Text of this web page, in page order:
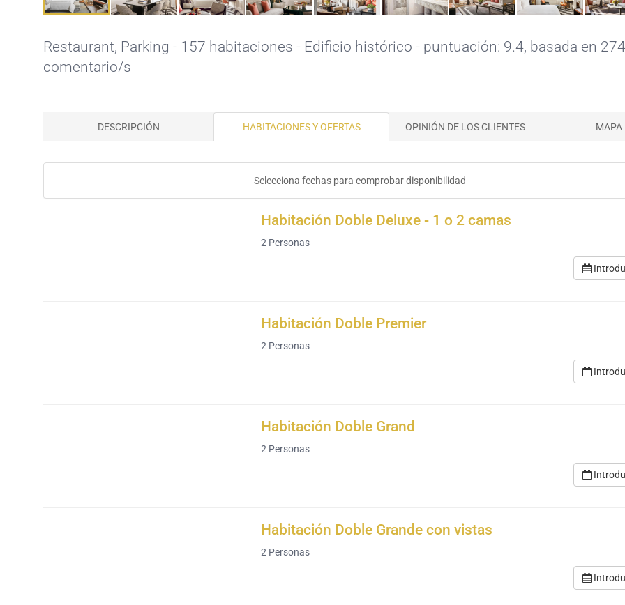
Restaurant, Parking - 157 habitaciones - Edificio histórico - puntuación: 9.4, basada en 274
comentario/s
DESCRIPCIÓN HABITACIONES Y OFERTAS OPINIÓN DE LOS CLIENTES MAPA
Selecciona fechas para comprobar disponibilidad
Habitación Doble Deluxe - 1 o 2 camas
2 Personas
Habitación Doble Premier
2 Personas
Habitación Doble Grand
2 Personas
Habitación Doble Grande con vistas
2 Personas